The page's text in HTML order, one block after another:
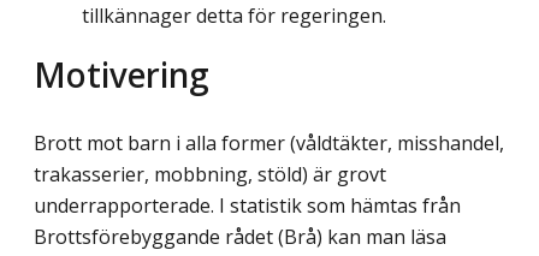
tillkännager detta för regeringen.
Motivering
Brott mot barn i alla former (våldtäkter, misshandel,
trakasserier, mobbning, stöld) är grovt
underrapporterade. I statistik som hämtas från
Brottsförebyggande rådet (Brå) kan man läsa